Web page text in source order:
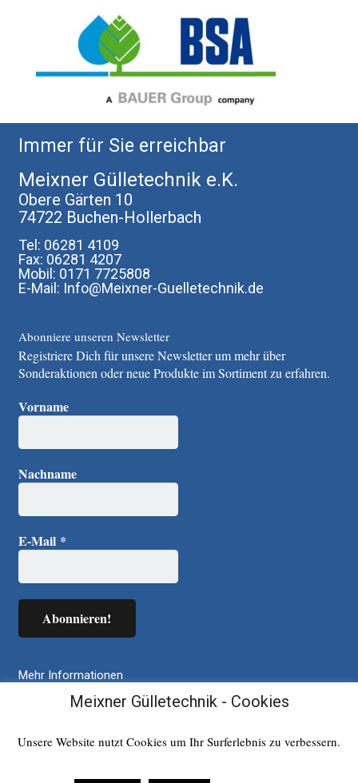
Immer für Sie erreichbar
Meixner Gülletechnik e.K.
Obere Gärten 10
74722 Buchen-Hollerbach
Tel: 06281 4109
Fax: 06281 4207
Mobil: 0171 7725808
E-Mail: Info@Meixner-Guelletechnik.de
Abonniere unseren Newsletter
Registriere Dich für unsere Newsletter um mehr über
Sonderaktionen oder neue Produkte im Sortiment zu erfahren.
Vorname
Nachname
E-Mail *
Mehr Informationen
Gülletechnik Gesamtprogramm
Datenschutzerklärung
Meixner Gülletechnik - Cookies
Unsere Website nutzt Cookies um Ihr Surferlebnis zu verbessern.